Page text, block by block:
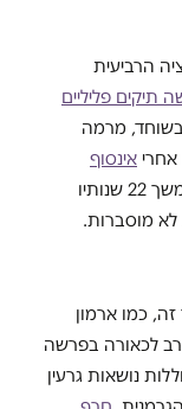
הרביעית
תיקים פליליים
בשוחד, מרמה
אינסוף
בהן היה מעורב, לכאורה, במשך 22 שנותיו
לא מוסברות.
כמו ארמון
לכאורה בפרשה
נושאות גרעין